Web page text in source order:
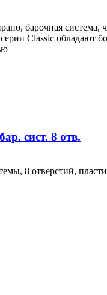
барочная система,
Classic обладают
сист. 8 отв.
8 отверстий,